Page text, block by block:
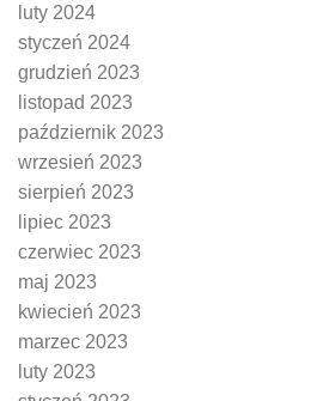
luty 2024
styczeń 2024
grudzień 2023
listopad 2023
październik 2023
wrzesień 2023
sierpień 2023
lipiec 2023
czerwiec 2023
maj 2023
kwiecień 2023
marzec 2023
luty 2023